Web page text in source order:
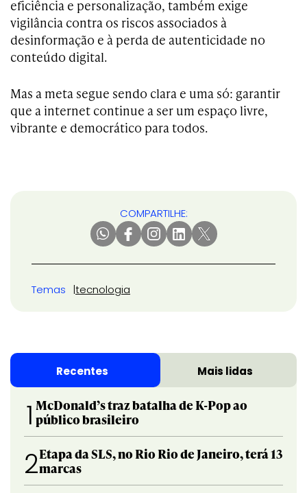
eficiência e personalização, também exige
vigilância contra os riscos associados à
desinformação e à perda de autenticidade no
conteúdo digital.
Mas a meta segue sendo clara e uma só: garantir
que a internet continue a ser um espaço livre,
vibrante e democrático para todos.
COMPARTILHE:
Temas tecnologia
Recentes Mais lidas
1 McDonald’s traz batalha de K-Pop ao
público brasileiro
2Etapa da SLS, no Rio Rio de Janeiro, terá 13
marcas